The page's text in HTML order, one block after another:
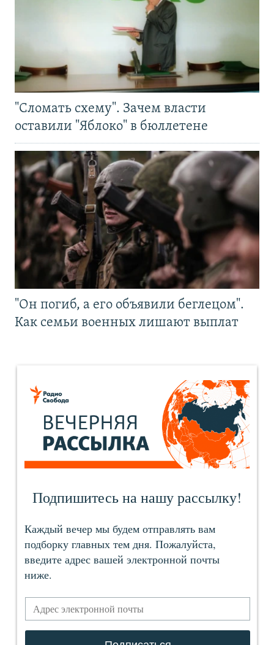
"Сломать схему". Зачем власти
оставили "Яблоко" в бюллетене
"Он погиб, а его объявили беглецом".
Как семьи военных лишают выплат